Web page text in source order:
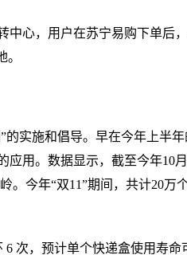
中心，用户在苏宁易购下单后
实施和倡导。早在今年上半年
用。数据显示，截至今年10
。今年“双11”期间，共计20万
次，预计单个快递盒使用寿命